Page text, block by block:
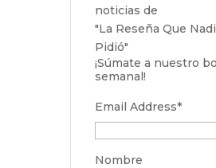
noticias de
"La Reseña Que
Pidió"
¡Súmate a nuestro
semanal!
Email Address*
Nombre